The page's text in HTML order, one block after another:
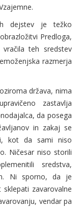
dejstev je težko
Predloga,
teh sredstev
razmerja
država, nima
zastavlja
da posega
in zakaj se
kot da sami niso
Ničesar niso storili
sredstva,
Ni sporno, da je
zavarovalne
vendar pa